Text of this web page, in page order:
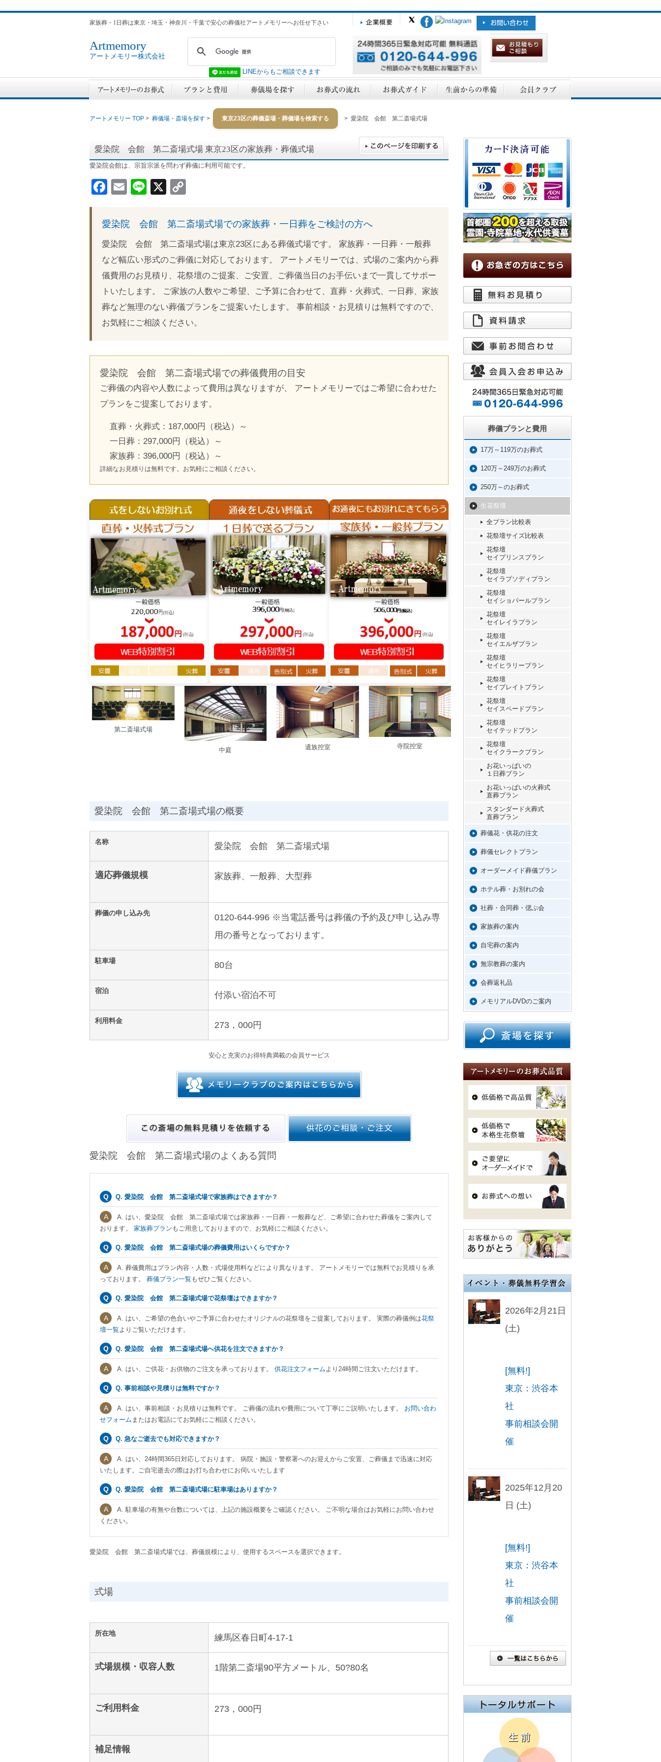
家族葬・1日葬は東京・埼玉・神奈川・千葉で安心の葬儀社アートメモリーへお任せ下さい
Artmemory
アートメモリー株式会社
LINEからもご相談できます
アートメモリー TOP > 葬儀場・斎場を探す > 東京23区の葬儀斎場・葬儀場を検索する > 愛染院 会館 第二斎場式場
愛染院 会館 第二斎場式場 東京23区の家族葬・葬儀式場
愛染院会館は、宗旨宗派を問わず葬儀に利用可能です。
Facebook
EmailLine
X
愛染院 会館 第二斎場式場での家族葬・一日葬をご検討の方へ
愛染院 会館 第二斎場式場は東京23区にある葬儀式場です。 家族葬・一日葬・一般葬
など幅広い形式のご葬儀に対応しております。 アートメモリーでは、式場のご案内から葬
儀費用のお見積り、花祭壇のご提案、ご安置、ご葬儀当日のお手伝いまで一貫してサポー
トいたします。 ご家族の人数やご希望、ご予算に合わせて、直葬・火葬式、一日葬、家族
葬など無理のない葬儀プランをご提案いたします。 事前相談・お見積りは無料ですので、
お気軽にご相談ください。
愛染院 会館 第二斎場式場での葬儀費用の目安
ご葬儀の内容や人数によって費用は異なりますが、 アートメモリーではご希望に合わせた
プランをご提案しております。
直葬・火葬式：187,000円（税込）～
一日葬：297,000円（税込）～
家族葬：396,000円（税込）～
詳細なお見積りは無料です。お気軽にご相談ください。
第二斎場式場
中庭 遺族控室 寺院控室
愛染院 会館 第二斎場式場の概要
名称 愛染院 会館 第二斎場式場
適応葬儀規模 家族葬、一般葬、大型葬
葬儀の申し込み先
0120-644-996 ※当電話番号は葬儀の予約及び申し込み専
用の番号となっております。
駐車場 80台
宿泊 付添い宿泊不可
利用料金 273，000円
安心と充実のお得特典満載の会員サービス
愛染院 会館 第二斎場式場のよくある質問
Q. 愛染院 会館 第二斎場式場で家族葬はできますか？
A. はい、愛染院 会館 第二斎場式場では家族葬・一日葬・一般葬など、ご希望に合わせた葬儀をご案内して
おります。 家族葬プラン もご用意しておりますので、お気軽にご相談ください。
Q. 愛染院 会館 第二斎場式場の葬儀費用はいくらですか？
A. 葬儀費用はプラン内容・人数・式場使用料などにより異なります。 アートメモリーでは無料でお見積りを承
っております。 葬儀プラン一覧 もぜひご覧ください。
Q. 愛染院 会館 第二斎場式場で花祭壇はできますか？
A. はい、ご希望の色合いやご予算に合わせたオリジナルの花祭壇をご提案しております。 実際の葬儀例は花祭
壇一覧 よりご覧いただけます。
Q. 愛染院 会館 第二斎場式場へ供花を注文できますか？
A. はい、ご供花・お供物のご注文を承っております。 供花注文フォーム より24時間ご注文いただけます。
Q. 事前相談や見積りは無料ですか？
A. はい、事前相談・お見積りは無料です。 ご葬儀の流れや費用について丁寧にご説明いたします。 お問い合わ
せフォーム またはお電話にてお気軽にご相談ください。
Q. 急なご逝去でも対応できますか？
A. はい、24時間365日対応しております。 病院・施設・警察署へのお迎えからご安置、ご葬儀まで迅速に対応
いたします。ご自宅逝去の際はお打ち合わせにお伺いいたします
Q. 愛染院 会館 第二斎場式場に駐車場はありますか？
A. 駐車場の有無や台数については、上記の施設概要をご確認ください。 ご不明な場合はお気軽にお問い合わせ
ください。
愛染院 会館 第二斎場式場では、葬儀規模により、使用するスペースを選択できます。
式場
所在地 練馬区春日町4-17-1
式場規模・収容人数 1階第二斎場90平方メートル、50?80名
ご利用料金 273，000円
補足情報
葬儀プランと費用
17万～119万のお葬式
120万～249万のお葬式
250万～のお葬式
生花祭壇
全プラン比較表
花祭壇サイズ比較表
花祭壇
セイプリンスプラン
花祭壇
セイラプソディプラン
花祭壇
セイショパールプラン
花祭壇
セイレイラプラン
花祭壇
セイエルザプラン
花祭壇
セイヒラリープラン
花祭壇
セイプレイトプラン
花祭壇
セイスペードプラン
花祭壇
セイテッドプラン
花祭壇
セイクラークプラン
お花いっぱいの
１日葬プラン
お花いっぱいの火葬式
直葬プラン
スタンダード火葬式
直葬プラン
葬儀花・供花の注文
葬儀セレクトプラン
オーダーメイド葬儀プラン
ホテル葬・お別れの会
社葬・合同葬・偲ぶ会
家族葬の案内
自宅葬の案内
無宗教葬の案内
会葬返礼品
メモリアルDVDのご案内
2026年2月21日
(土)
[無料!]
東京：渋谷本
社
事前相談会開
催
2025年12月20
日 (土)
[無料!]
東京：渋谷本
社
事前相談会開
催